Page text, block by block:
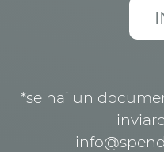
*se hai un